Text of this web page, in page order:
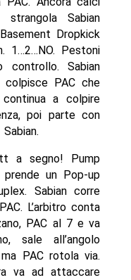
Sabian
Dropkick
1…2…NO. Pestoni
Sabian
PAC che
a colpire
poi parte con
a segno! Pump
un Pop-up
Sabian corre
L’arbitro conta
PAC al 7 e va
sale all’angolo
PAC rotola via.
va ad attaccare